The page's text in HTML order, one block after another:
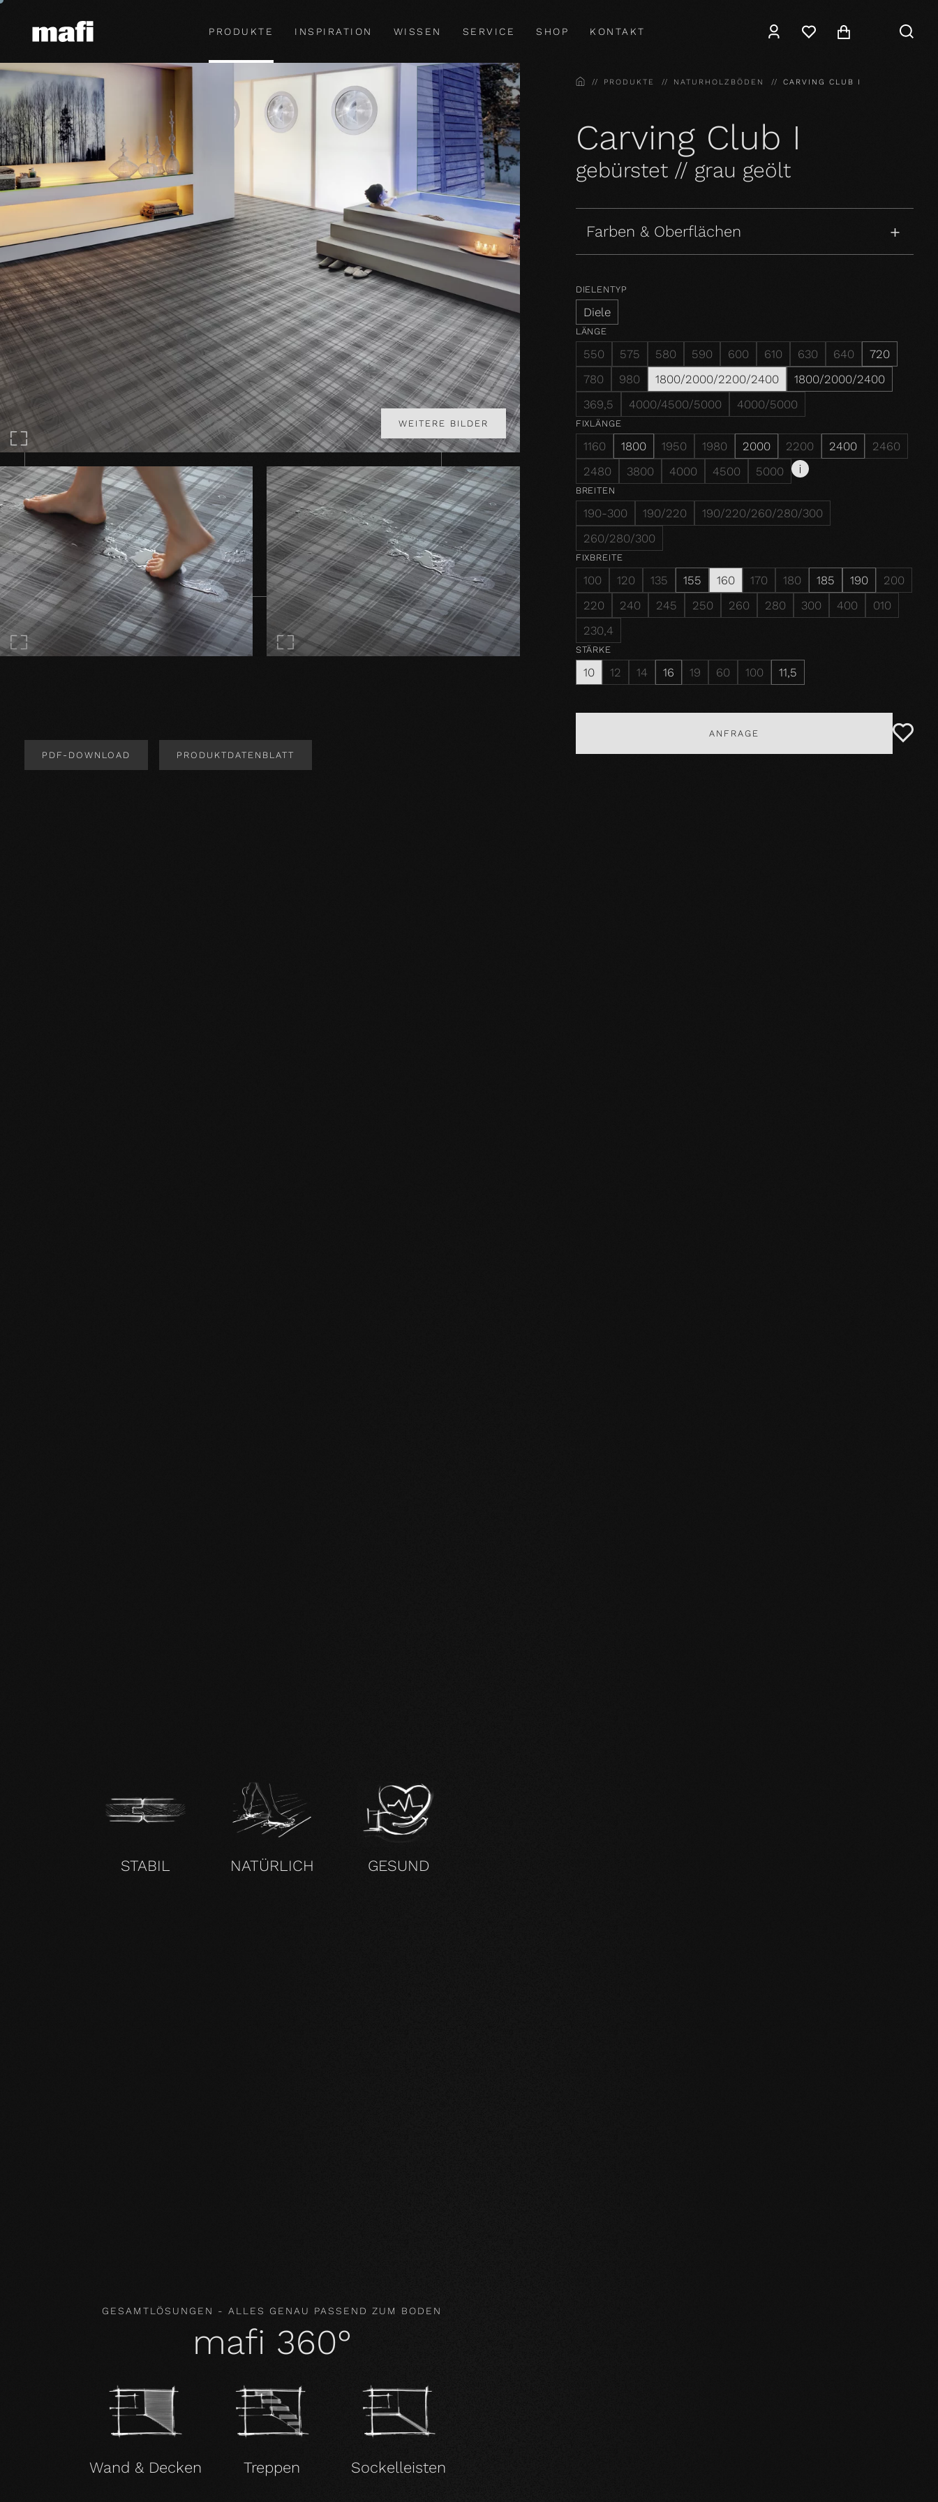
PRODUKTE INSPIRATION WISSEN SERVICE SHOP KONTAKT
WEITERE BILDER
PDF-DOWNLOAD PRODUKTDATENBLATT
STABIL NATÜRLICH GESUND
GESAMTLÖSUNGEN - ALLES GENAU PASSEND ZUM BODEN
mafi 360°
Wand & Decken Treppen Sockelleisten
HOMEPRODUKTE NATURHOLZBÖDEN CARVING CLUB I
Carving Club I
gebürstet // grau geölt
Farben & Oberflächen
DIELENTYP
Diele
LÄNGE
550 575 580 590 600 610 630 640
720
780
980 1800/2000/2200/2400
1800/2000/2400
369,5
4000/4500/5000 4000/5000
FIXLÄNGE
1160 1800 1950 1980 2000 2200 2400
2460
2480
3800 4000 4500 5000
BREITEN
190-300 190/220
190/220/260/280/300
260/280/300
FIXBREITE
100 120 135 155 160 170 180 185 190
200
220
240 245 250 260 280 300 400
010
230,4
STÄRKE
10 12 14 16 19 60 100 11,5
ANFRAGE